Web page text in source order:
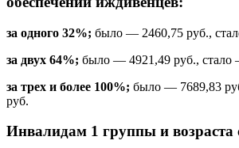
за одного 32%; было — 2460,75 руб.,
за двух 64%; было — 4921,49 руб., стало
за трех и более 100%; было — 7689,83
руб.
Инвалидам 1 группы и возраста